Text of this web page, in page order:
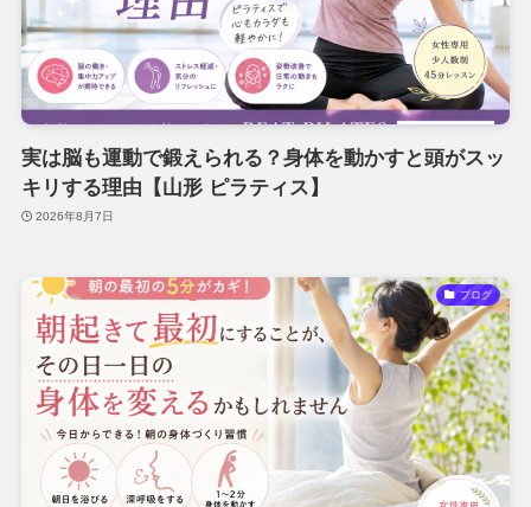
実は脳も運動で鍛えられる？身体を動かすと頭がスッ
キリする理由【山形 ピラティス】
2026年8月7日
ブログ